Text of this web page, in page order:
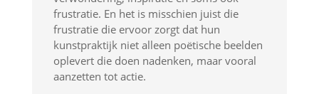
frustratie. En het is misschien juist die
frustratie die ervoor zorgt dat hun
kunstpraktijk niet alleen poëtische beelden
oplevert die doen nadenken, maar vooral
aanzetten tot actie.